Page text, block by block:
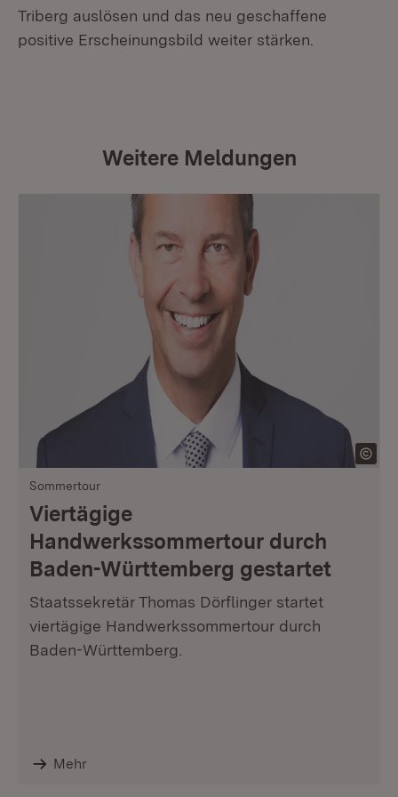
Triberg auslösen und das neu geschaffene
positive Erscheinungsbild weiter stärken.
Weitere Meldungen
Sommertour
Viertägige
Handwerkssommertour durch
Baden-Württemberg gestartet
Staatssekretär Thomas Dörflinger startet
viertägige Handwerkssommertour durch
Baden-Württemberg.
Mehr